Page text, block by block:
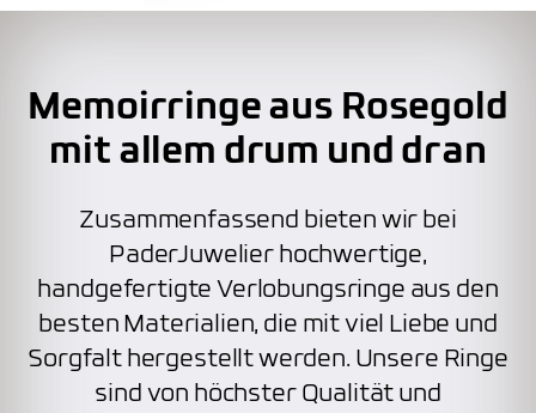
Memoirringe aus Rosegold
mit allem drum und dran
Zusammenfassend bieten wir bei
PaderJuwelier hochwertige,
handgefertigte Verlobungsringe aus den
besten Materialien, die mit viel Liebe und
Sorgfalt hergestellt werden. Unsere Ringe
sind von höchster Qualität und